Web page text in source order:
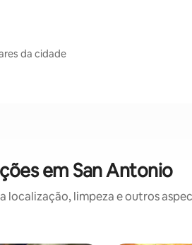
da cidade
em San Antonio
localização, limpeza e outros